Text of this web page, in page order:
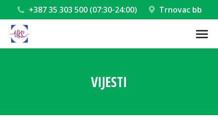
+387 35 303 500 (07:30-24:00) Trnovac bb
VIJESTI